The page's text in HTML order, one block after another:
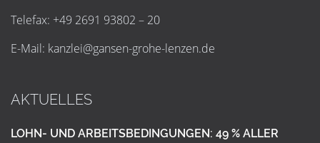
Telefax: +49 2691 93802 – 20
E-Mail: kanzlei@gansen-grohe-lenzen.de
AKTUELLES
LOHN- UND ARBEITSBEDINGUNGEN: 49 % ALLER